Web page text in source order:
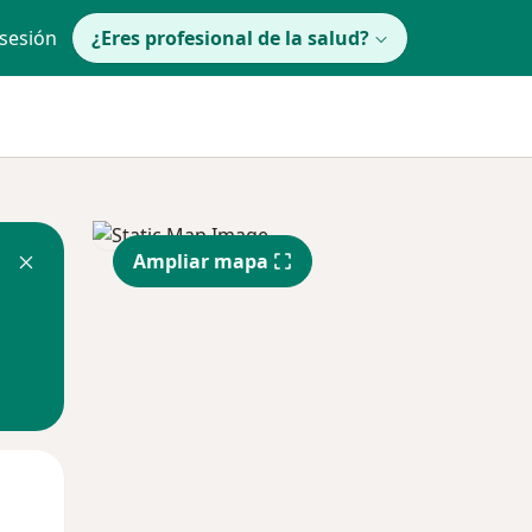
¿Eres profesional de la salud?
Ampliar mapa